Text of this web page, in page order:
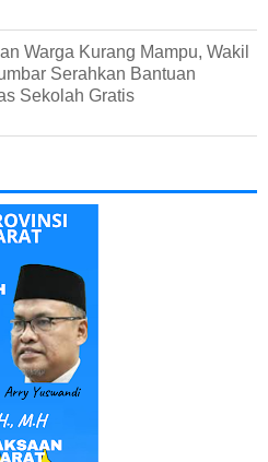
Warga Kurang Mampu, Wakil
Serahkan Bantuan
Sekolah Gratis